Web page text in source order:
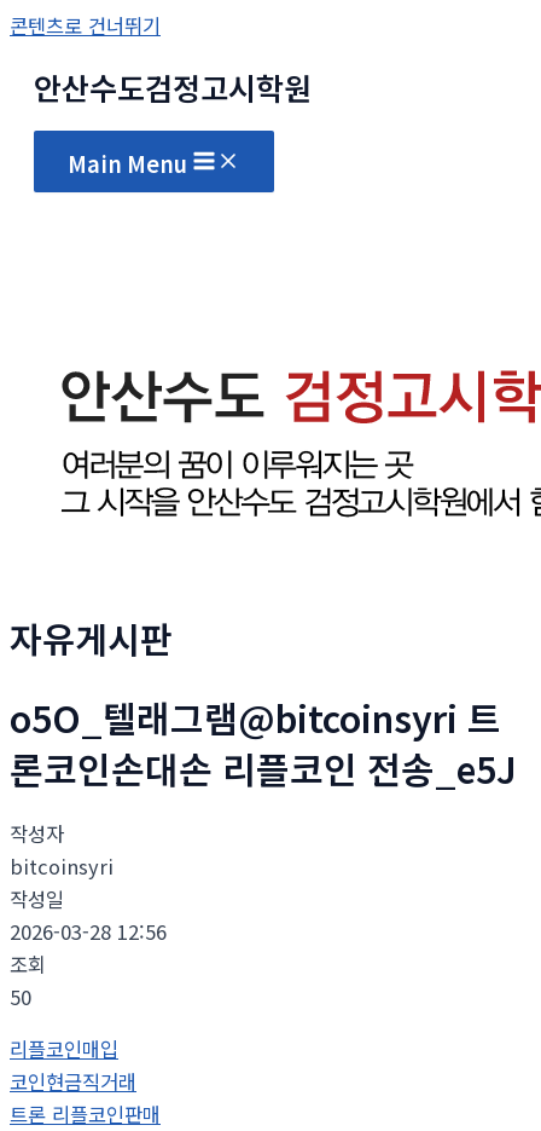
콘텐츠로 건너뛰기
안산수도검정고시학원
Main Menu
자유게시판
o5O_텔래그램@bitcoinsyri 트
론코인손대손 리플코인 전송_e5J
작성자
bitcoinsyri
작성일
2026-03-28 12:56
조회
50
리플코인매입
코인현금직거래
트론 리플코인판매